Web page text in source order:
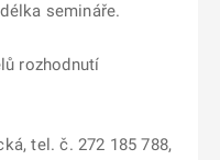
semináře.
rozhodnutí
tel. č. 272 185 788,